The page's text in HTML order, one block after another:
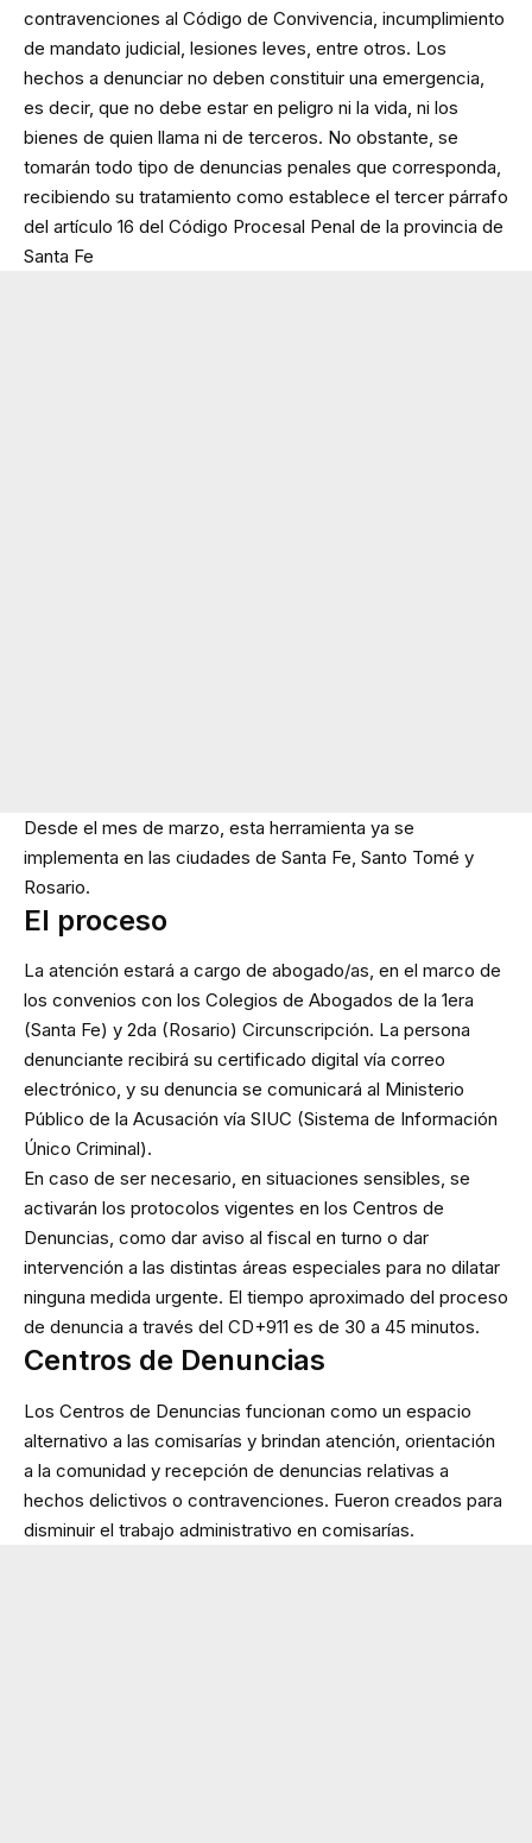
contravenciones al Código de Convivencia, incumplimiento
de mandato judicial, lesiones leves, entre otros. Los
hechos a denunciar no deben constituir una emergencia,
es decir, que no debe estar en peligro ni la vida, ni los
bienes de quien llama ni de terceros. No obstante, se
tomarán todo tipo de denuncias penales que corresponda,
recibiendo su tratamiento como establece el tercer párrafo
del artículo 16 del Código Procesal Penal de la provincia de
Santa Fe
Desde el mes de marzo, esta herramienta ya se
implementa en las ciudades de Santa Fe, Santo Tomé y
Rosario.
El proceso
La atención estará a cargo de abogado/as, en el marco de
los convenios con los Colegios de Abogados de la 1era
(Santa Fe) y 2da (Rosario) Circunscripción. La persona
denunciante recibirá su certificado digital vía correo
electrónico, y su denuncia se comunicará al Ministerio
Público de la Acusación vía SIUC (Sistema de Información
Único Criminal).
En caso de ser necesario, en situaciones sensibles, se
activarán los protocolos vigentes en los Centros de
Denuncias, como dar aviso al fiscal en turno o dar
intervención a las distintas áreas especiales para no dilatar
ninguna medida urgente. El tiempo aproximado del proceso
de denuncia a través del CD+911 es de 30 a 45 minutos.
Centros de Denuncias
Los Centros de Denuncias funcionan como un espacio
alternativo a las comisarías y brindan atención, orientación
a la comunidad y recepción de denuncias relativas a
hechos delictivos o contravenciones. Fueron creados para
disminuir el trabajo administrativo en comisarías.